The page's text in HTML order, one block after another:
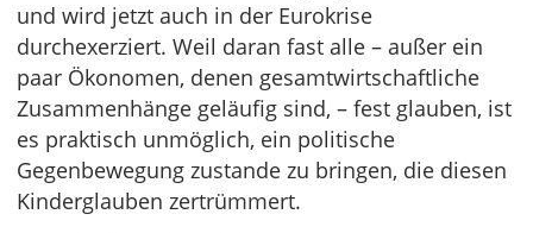
und wird jetzt auch in der Eurokrise
durchexerziert. Weil daran fast alle – außer ein
paar Ökonomen, denen gesamtwirtschaftliche
Zusammenhänge geläufig sind, – fest glauben, ist
es praktisch unmöglich, ein politische
Gegenbewegung zustande zu bringen, die diesen
Kinderglauben zertrümmert.